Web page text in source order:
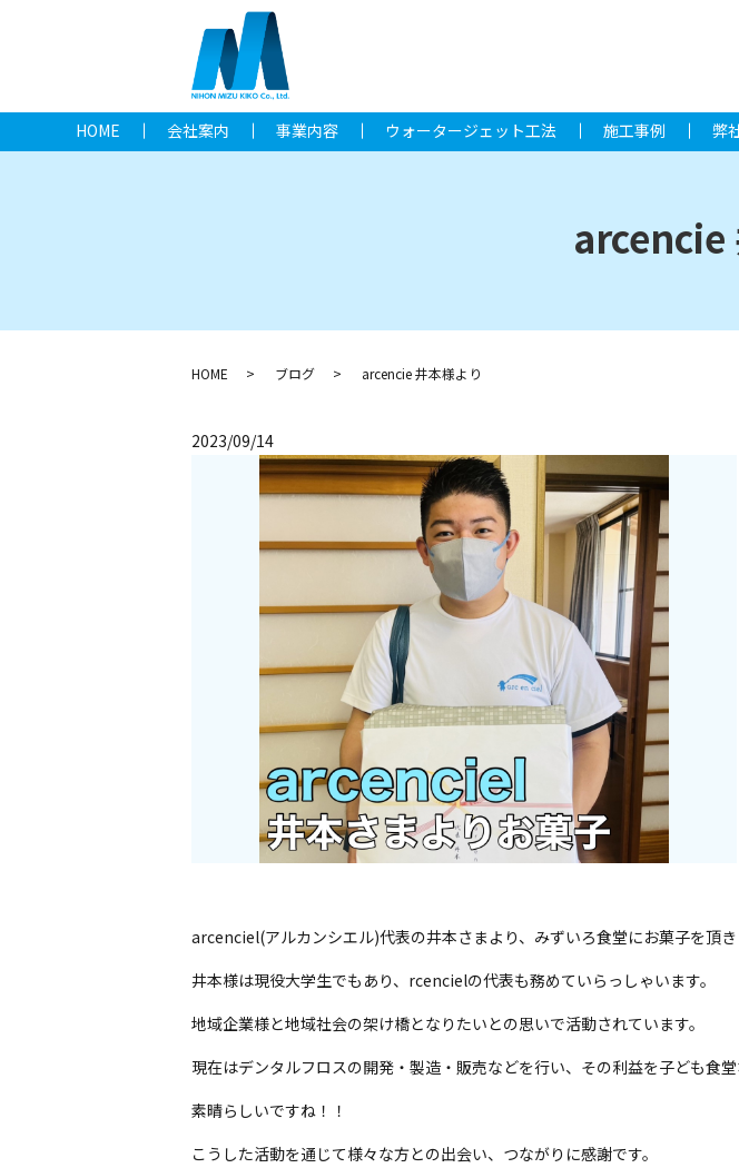
HOME 会社案内 事業内容 ウォータージェット工法 施工事例 弊
arcencie
HOME ブログ arcencie 井本様より
2023/09/14
arcenciel(アルカンシエル)代表の井本さまより、みずいろ食堂にお菓子を頂き
井本様は現役大学生でもあり、rcencielの代表も務めていらっしゃいます。
地域企業様と地域社会の架け橋となりたいとの思いで活動されています。
現在はデンタルフロスの開発・製造・販売などを行い、その利益を子ども食
素晴らしいですね！！
こうした活動を通じて様々な方との出会い、つながりに感謝です。